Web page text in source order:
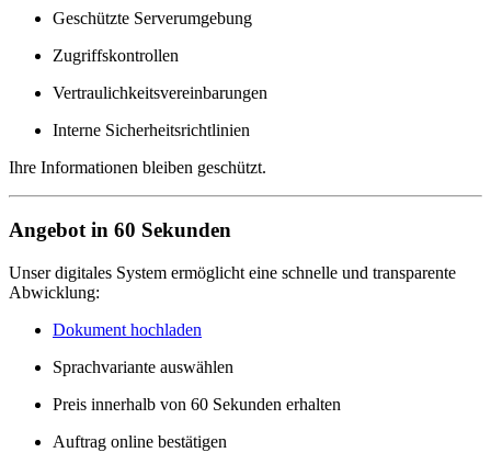
Geschützte Serverumgebung
Zugriffskontrollen
Vertraulichkeitsvereinbarungen
Interne Sicherheitsrichtlinien
Ihre Informationen bleiben geschützt.
Angebot in 60 Sekunden
Unser digitales System ermöglicht eine schnelle und transparente
Abwicklung:
Dokument hochladen
Sprachvariante auswählen
Preis innerhalb von 60 Sekunden erhalten
Auftrag online bestätigen